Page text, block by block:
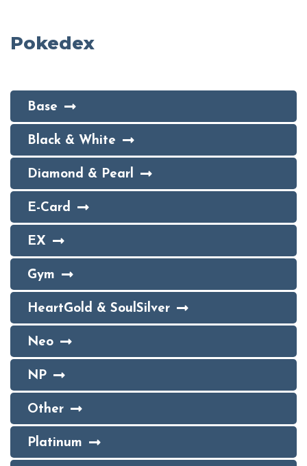
Pokedex
Base
Black & White
Diamond & Pearl
E-Card
EX
Gym
HeartGold & SoulSilver
Neo
NP
Other
Platinum